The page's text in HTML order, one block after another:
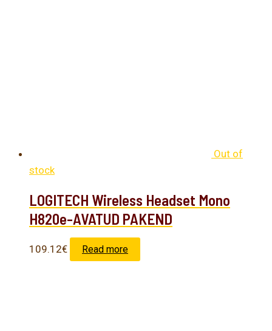
Out of
stock
LOGITECH Wireless Headset Mono
H820e-AVATUD PAKEND
109.12€ Read more